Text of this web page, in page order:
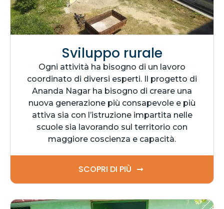
Sviluppo rurale
Ogni attività ha bisogno di un lavoro
coordinato di diversi esperti. Il progetto di
Ananda Nagar ha bisogno di creare una
nuova generazione più consapevole e più
attiva sia con l’istruzione impartita nelle
scuole sia lavorando sul territorio con
maggiore coscienza e capacità.
SCOPRI DI PIÙ